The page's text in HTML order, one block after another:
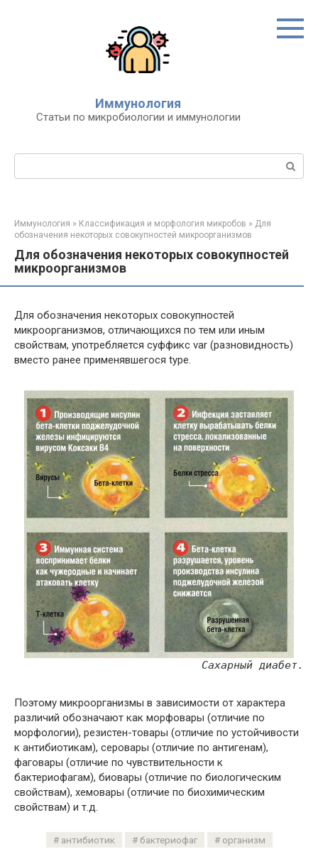
Иммунология
Статьи по микробиологии и иммунологии
Поиск:
Иммунология » Классификация и морфология микробов » Для
обозначения некоторых совокупностей микроорганизмов
Для обозначения некоторых совокупностей
микроорганизмов
Для обозначения некоторых совокупностей
микроорганизмов, отличающихся по тем или иным
свойствам, употребляется суффикс var (разновидность)
вместо ранее применявшегося type.
Сахарный диабет.
Поэтому микроорганизмы в зависимости от характера
различий обозначают как морфовары (отличие по
морфологии), резистен-товары (отличие по устойчивости
к антибиотикам), серовары (отличие по антигенам),
фаговары (отличие по чувствительности к
бактериофагам), биовары (отличие по биологическим
свойствам), хемовары (отличие по биохимическим
свойствам) и т.д.
антибиотик бактериофаг организм